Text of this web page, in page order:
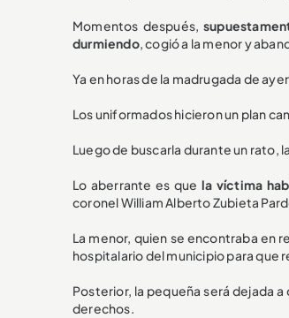
Momentos después,
durmiendo, cogió a la menor y
Ya en horas de la madrugada de
Los uniformados hicieron un plan
Luego de buscarla durante un rato,
Lo aberrante es que la víctima
coronel William Alberto Zubieta
La menor, quien se encontraba en
hospitalario del municipio para que
Posterior, la pequeña será dejada
derechos.